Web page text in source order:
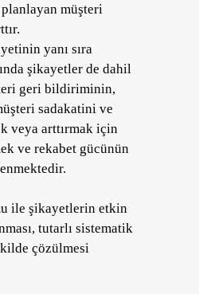
müşteri
yanı sıra
şikayetler de dahil
geri bildiriminin,
sadakatini ve
veya arttırmak için
ve rekabet gücünün
ile şikayetlerin etkin
tutarlı sistematik
çözülmesi